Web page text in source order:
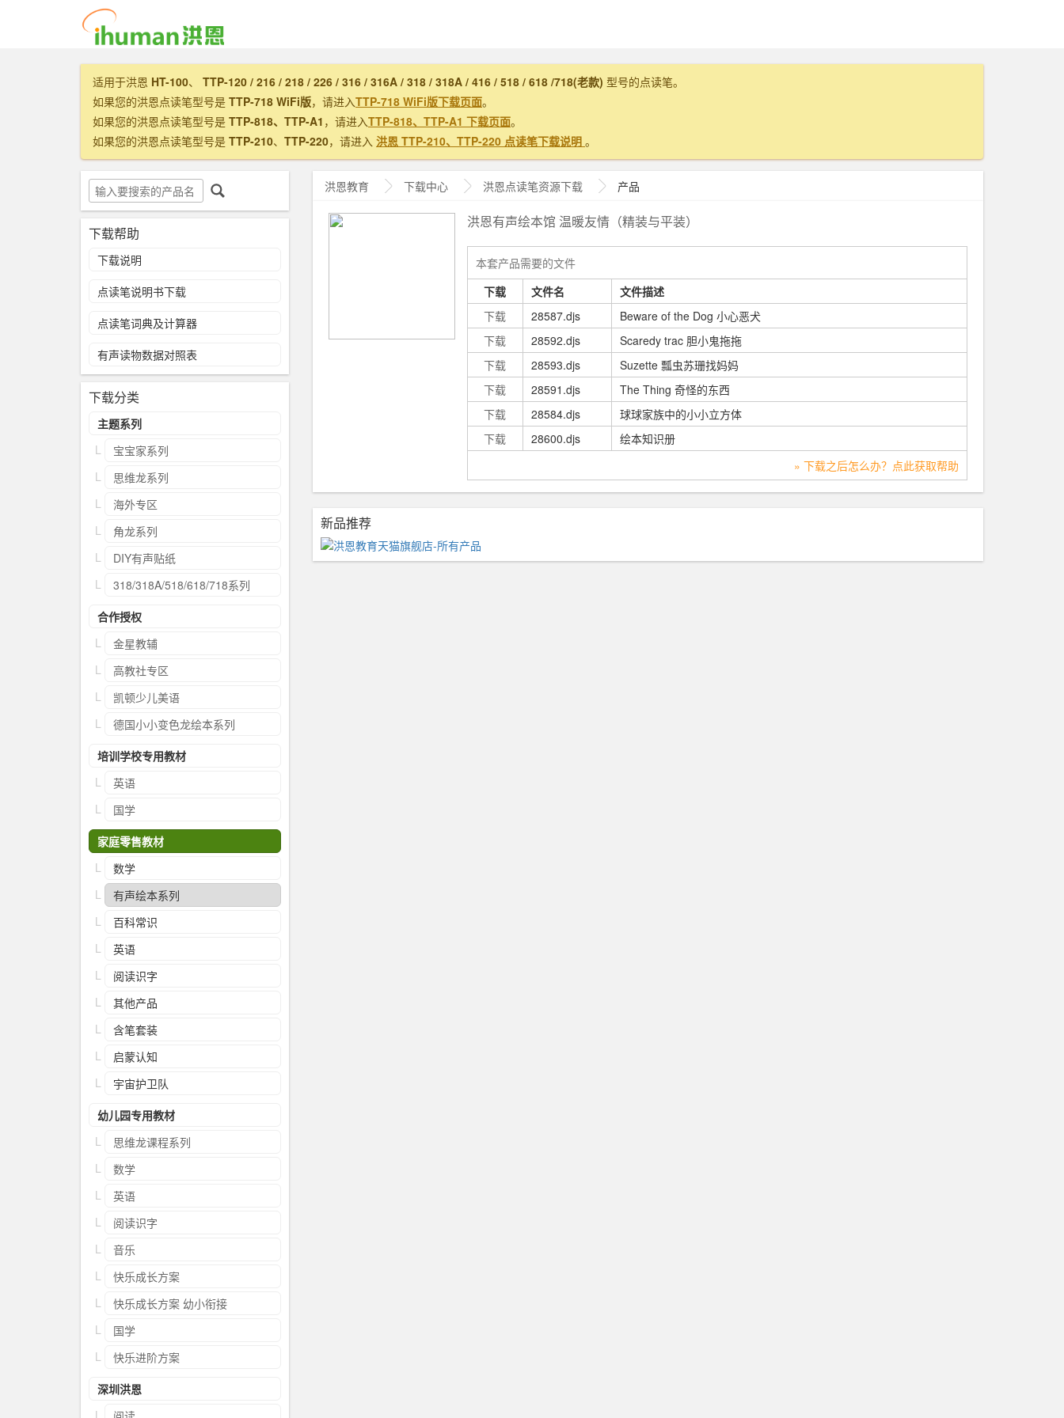
适用于洪恩 HT-100、 TTP-120 / 216 / 218 / 226 / 316 / 316A / 318 / 318A / 416 / 518 / 618 /718(老款) 型号的点读笔。
如果您的洪恩点读笔型号是 TTP-718 WiFi版，请进入TTP-718 WiFi版下载页面。
如果您的洪恩点读笔型号是 TTP-818、TTP-A1 ，请进入TTP-818、TTP-A1 下载页面。
如果您的洪恩点读笔型号是 TTP-210、 TTP-220，请进入 洪恩 TTP-210、TTP-220 点读笔下载说明 。
洪恩教育 下载中心 洪恩点读笔资源下载 产品
洪恩有声绘本馆 温暖友情（精装与平装）
本套产品需要的文件
下载
文件名
文件描述
下载
28587.djs
Beware of the Dog 小心恶犬
下载
28592.djs
Scaredy trac 胆小鬼拖拖
下载
28593.djs
Suzette 瓢虫苏珊找妈妈
下载
28591.djs
The Thing 奇怪的东西
下载
28584.djs
球球家族中的小小立方体
下载
28600.djs
绘本知识册
» 下载之后怎么办？点此获取帮助
新品推荐
下载帮助
下载说明
点读笔说明书下载
点读笔词典及计算器
有声读物数据对照表
下载分类
主题系列
宝宝家系列
思维龙系列
海外专区
角龙系列
DIY有声贴纸
318/318A/518/618/718系列
合作授权
金星教辅
高教社专区
凯顿少儿美语
德国小小变色龙绘本系列
培训学校专用教材
英语
国学
家庭零售教材
数学
有声绘本系列
百科常识
英语
阅读识字
其他产品
含笔套装
启蒙认知
宇宙护卫队
幼儿园专用教材
思维龙课程系列
数学
英语
阅读识字
音乐
快乐成长方案
快乐成长方案 幼小衔接
国学
快乐进阶方案
深圳洪恩